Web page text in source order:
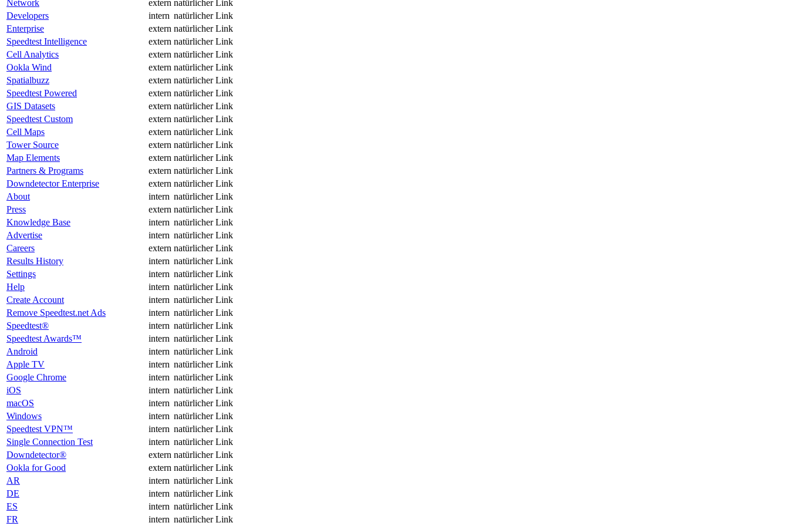
Network extern natürlicher Link
Developers
intern natürlicher Link
Enterprise
extern natürlicher Link
Speedtest Intelligence
extern natürlicher Link
Cell Analytics
extern natürlicher Link
Ookla Wind
extern natürlicher Link
Spatialbuzz
extern natürlicher Link
Speedtest Powered
extern natürlicher Link
GIS Datasets
extern natürlicher Link
Speedtest Custom
extern natürlicher Link
Cell Maps
extern natürlicher Link
Tower Source
extern natürlicher Link
Map Elements
extern natürlicher Link
Partners & Programs
extern natürlicher Link
Downdetector Enterprise
extern natürlicher Link
About
intern natürlicher Link
Press
extern natürlicher Link
Knowledge Base
intern natürlicher Link
Advertise
intern natürlicher Link
Careers
extern natürlicher Link
Results History
intern natürlicher Link
Settings
intern natürlicher Link
Help
intern natürlicher Link
Create Account
intern natürlicher Link
Remove Speedtest.net Ads
intern natürlicher Link
Speedtest®
intern natürlicher Link
Speedtest Awards™
intern natürlicher Link
Android
intern natürlicher Link
Apple TV
intern natürlicher Link
Google Chrome
intern natürlicher Link
iOS
intern natürlicher Link
macOS
intern natürlicher Link
Windows
intern natürlicher Link
Speedtest VPN™
intern natürlicher Link
Single Connection Test
intern natürlicher Link
Downdetector®
extern natürlicher Link
Ookla for Good
extern natürlicher Link
AR
intern natürlicher Link
DE
intern natürlicher Link
ES
intern natürlicher Link
FR
intern natürlicher Link